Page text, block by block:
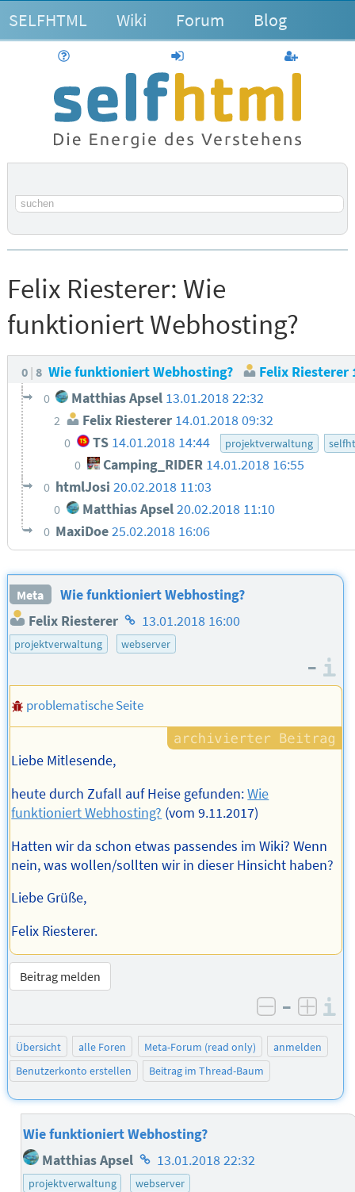
SELFHTML Wiki Forum Blog
anmelden
Suchbegriff
Felix Riesterer: Wie
funktioniert Webhosting?
0 8 Wie funktioniert Webhosting? Felix Riesterer
0 Matthias Apsel 13.01.2018 22:32
2 Felix Riesterer 14.01.2018 09:32
0 TS 14.01.2018 14:44 projektverwaltung
0 Camping_RIDER 14.01.2018 16:55
0 htmlJosi20.02.2018 11:03
0 Matthias Apsel 20.02.2018 11:10
0 MaxiDoe25.02.2018 16:06
Meta
Wie funktioniert Webhosting?
Felix Riesterer Homepage
des
13.01.2018 16:00
projektverwaltung webserver
–
problematische Seite
Liebe Mitlesende,
heute durch Zufall auf Heise gefunden:Wie
funktioniert Webhosting? (vom 9.11.2017)
Hatten wir da schon etwas passendes im Wiki? Wenn
nein, was wollen/sollten wir in dieser Hinsicht haben?
Liebe Grüße,
Felix Riesterer.
Beitrag melden
negativ
–
Übersicht alle Foren Meta-Forum (read only)
anmelden
Benutzerkonto erstellen
Beitrag im Thread-Baum
Wie funktioniert Webhosting?
Matthias Apsel Homepage
des
13.01.2018 22:32
projektverwaltung webserver